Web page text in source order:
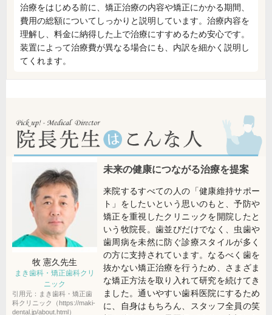
治療をはじめる前に、矯正治療の内容や矯正にかかる期間、
費用の総額についてしっかりと説明しています。治療内容を
理解し、料金に納得した上で治療にすすめるため安心です。
装置によって治療費が異なる場合にも、内訳を細かく説明し
てくれます。
牧 憲久先生
まき歯科・矯正歯科クリ
ニック
引用元：まき歯科・矯正歯
科クリニック（https://maki-
dental.jp/about.html）
未来の健康につながる治療を提案
来院するすべての人の「健康維持サポー
ト」をしたいという思いのもと、予防や
矯正を重視したクリニックを開院したと
いう牧院長。歯並びだけでなく、虫歯や
歯周病を未然に防ぐ診療スタイルが多く
の方に支持されています。なるべく歯を
抜かない矯正治療を行うため、さまざま
な矯正方法を取り入れて研究を続けてき
ました。通いやすい歯科医院にするため
に、自身はもちろん、スタッフ全員の笑